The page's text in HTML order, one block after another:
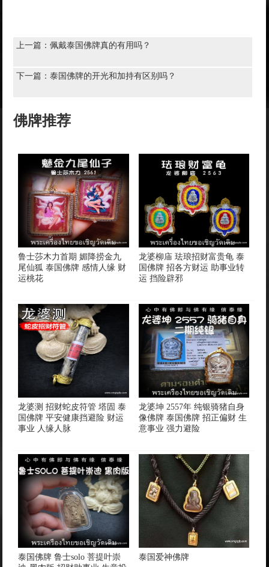
上一篇：佩戴泰国佛牌真的有用吗？
下一篇：泰国佛牌的开光和加持有区别吗？
佛牌推荐
鲁士莎木力首期 媚降捞金九
尾仙狐 泰国佛牌 感情人缘 财
运桃花
龙婆柳庙 珐琅招财富贵龟 泰
国佛牌 招各方财运 助事业转
运 挡险辟邪
龙婆测 招财蛇皮符管 塔固 泰
国佛牌 平安健康挡避险 财运
事业 人缘人脉
龙婆坤 2557年 纯银骑猪自身
像佛牌 泰国佛牌 招正偏财 生
意事业 强力避险
泰国佛牌 鲁士solo 菩提叶崇
泰国爱神佛牌